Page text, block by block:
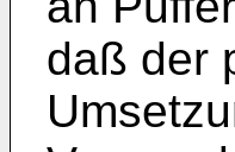
daß der